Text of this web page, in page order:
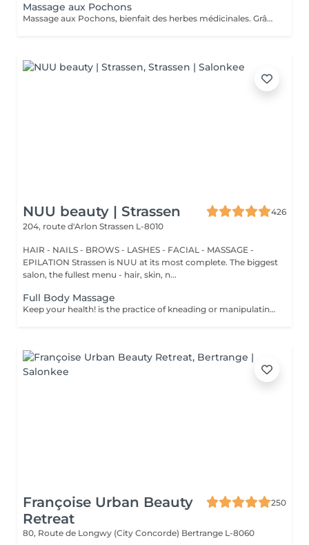
Massage aux Pochons
Massage aux Pochons, bienfait des herbes médicinales. Grâce aux pochons de plantes aromatiques et chaudes, on obtient une profonde relaxation des muscles, une bonne circulation, exfoliant et l'annulation des blocages musculaires. Attention: ce massage ne convient pas aux femmes enceintes, aux personnes hémophiles, aux personnes ayant des problèmes cardiaques. (Si vous le souhaitez après le soin, vous repartirez avec vos pochons, soit pour un prochain massage soit à utiliser dans un bain et continuer à profiter des bienfaits des herbes, ou encore comme exfoliant sous la douche. 10€/pochons seront facturés en supplément)
NUU beauty | Strassen
426
204, route d'Arlon Strassen L-8010
HAIR - NAILS - BROWS - LASHES - FACIAL - MASSAGE -
EPILATION Strassen is NUU at its most complete. The biggest
salon, the fullest menu - hair, skin, n...
Full Body Massage
Keep your health! is the practice of kneading or manipulating a person's muscles and other soft-tissue in order to reduce stress, reduce muscle pain, increase relaxation and improve the work of the immune system. Age restrictions: there are no age restrictions for this procedure. Post procedure recommendations: do not do sport and any sharp movements 2-3 hours after the procedure. Frequency: 1-2 times per week, 10 times in total. Repeat once in 3-6 months.
Françoise Urban Beauty
Retreat
250
80, Route de Longwy (City Concorde) Bertrange L-8060